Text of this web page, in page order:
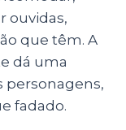
ouvidas,
que têm. A
dá uma
personagens,
fadado.